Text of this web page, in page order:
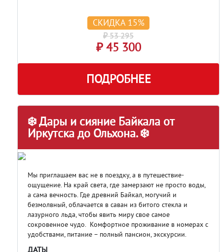
СКИДКА 15%
₽ 53 295
₽ 45 300
ПОДРОБНЕЕ
❄️ Дары и сияние Байкала от
Иркутска до Ольхона. ❄️
Мы приглашаем вас не в поездку, а в путешествие-
ощущение. На край света, где замерзают не просто воды,
а сама вечность. Где древний Байкал, могучий и
безмолвный, облачается в саван из битого стекла и
лазурного льда, чтобы явить миру свое самое
сокровенное чудо. Комфортное проживание в номерах с
удобствами, питание – полный пансион, экскурсии.
ДАТЫ